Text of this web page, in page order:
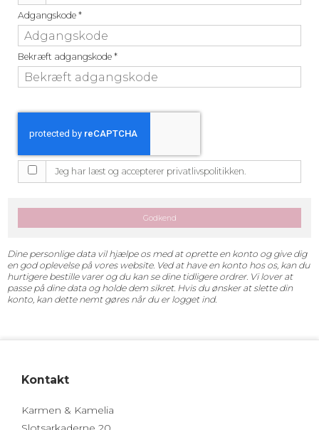
Adgangskode *
Bekræft adgangskode *
Jeg har læst og accepterer privatlivspolitikken.
Godkend
Dine personlige data vil hjælpe os med at oprette en konto og give dig
en god oplevelse på vores website. Ved at have en konto hos os, kan du
hurtigere bestille varer og du kan se dine tidligere ordrer. Vi lover at
passe på dine data og holde dem sikret. Hvis du ønsker at slette din
konto, kan dette nemt gøres når du er logget ind.
Kontakt
Karmen & Kamelia